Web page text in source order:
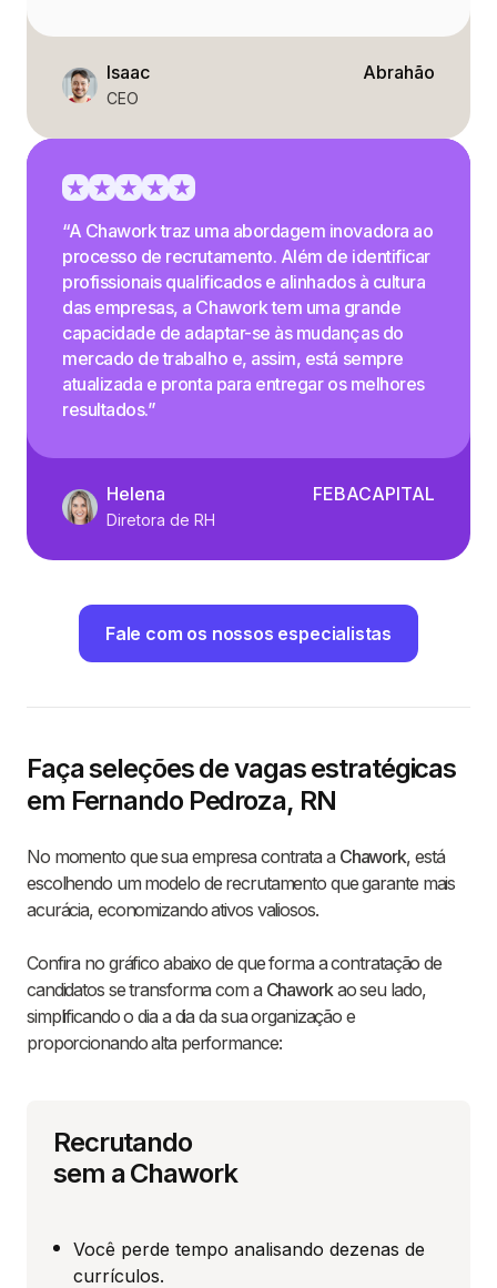
Isaac
CEO
Abrahão
“A Chawork traz uma abordagem inovadora ao
processo de recrutamento. Além de identificar
profissionais qualificados e alinhados à cultura
das empresas, a Chawork tem uma grande
capacidade de adaptar-se às mudanças do
mercado de trabalho e, assim, está sempre
atualizada e pronta para entregar os melhores
resultados.”
Helena
Diretora de RH
FEBACAPITAL
Fale com os nossos especialistas
Faça seleções de vagas estratégicas
em Fernando Pedroza, RN
No momento que sua empresa contrata a Chawork, está
escolhendo um modelo de recrutamento que garante mais
acurácia, economizando ativos valiosos.
Confira no gráfico abaixo de que forma a contratação de
candidatos se transforma com a Chaworkao seu lado,
simplificando o dia a dia da sua organização e
proporcionando alta performance:
Recrutando
sem a Chawork
Você perde tempo analisando dezenas de
currículos.